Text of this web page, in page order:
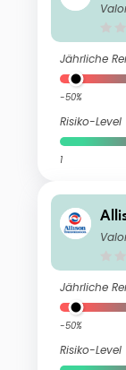
Jährliche
-50%
Risiko-Level
1
Jährliche
-50%
Risiko-Level